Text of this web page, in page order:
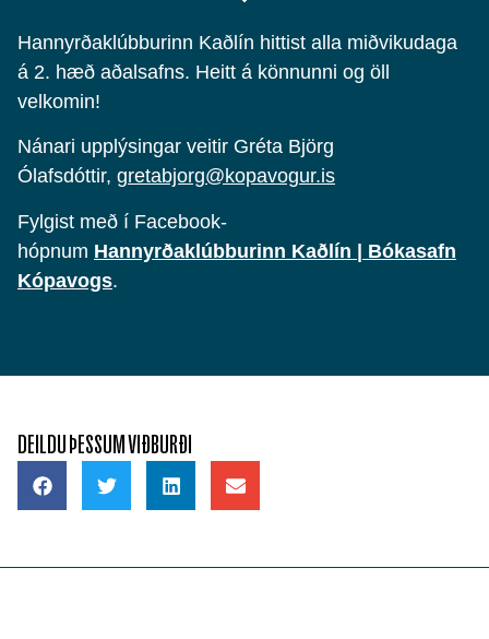
Hannyrðaklúbburinn Kaðlín hittist alla miðvikudaga
á 2. hæð aðalsafns. Heitt á könnunni og öll
velkomin!
Nánari upplýsingar veitir Gréta Björg
Ólafsdóttir, gretabjorg@kopavogur.is
Fylgist með í Facebook-
hópnum Hannyrðaklúbburinn Kaðlín | Bókasafn
Kópavogs.
DEILDU ÞESSUM VIÐBURÐI